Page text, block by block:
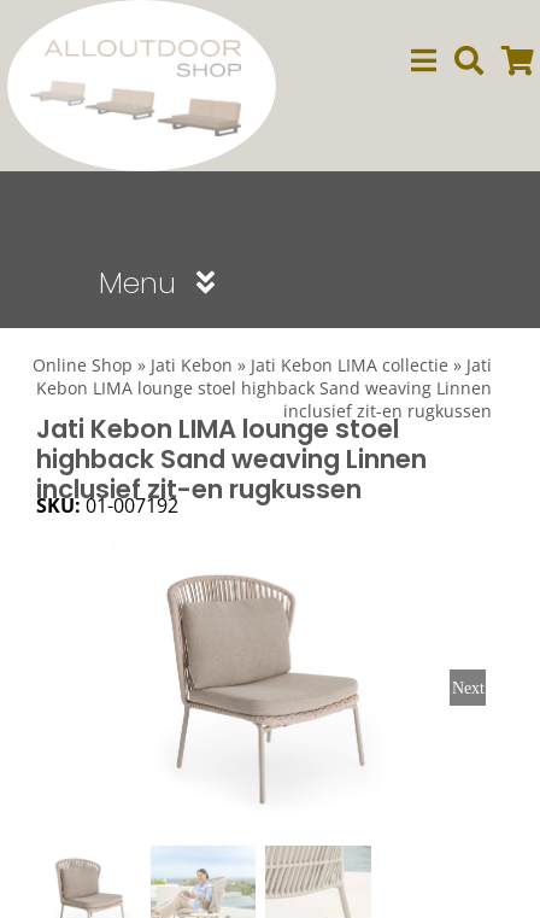
naar
inhoud
Menu
Dining
Lounge
Deck Chairs + voetbanken
Online Shop » Jati Kebon » Jati Kebon LIMA collectie » Jati
Kebon LIMA lounge stoel highback Sand weaving Linnen
inclusief zit-en rugkussen
Jati Kebon LIMA lounge stoel
highback Sand weaving Linnen
inclusief zit-en rugkussen
SKU:01-007192
Next